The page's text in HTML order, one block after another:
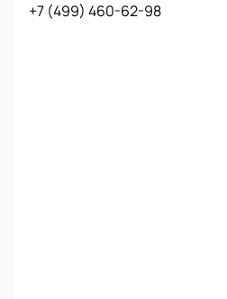
+7 (499) 460-62-98